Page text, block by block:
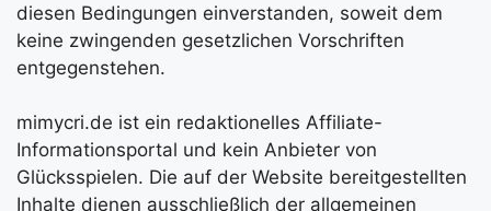
diesen Bedingungen einverstanden, soweit dem
keine zwingenden gesetzlichen Vorschriften
entgegenstehen.
mimycri.de ist ein redaktionelles Affiliate-
Informationsportal und kein Anbieter von
Glücksspielen. Die auf der Website bereitgestellten
Inhalte dienen ausschließlich der allgemeinen